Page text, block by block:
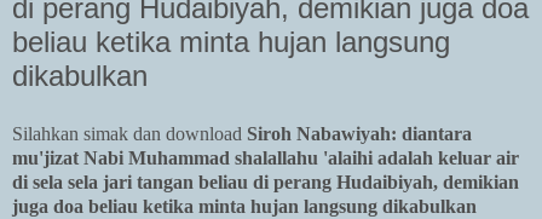
di perang Hudaibiyah, demikian juga doa
beliau ketika minta hujan langsung
dikabulkan
Silahkan simak dan download Siroh Nabawiyah: diantara
mu'jizat Nabi Muhammad shalallahu 'alaihi adalah keluar air
di sela sela jari tangan beliau di perang Hudaibiyah, demikian
juga doa beliau ketika minta hujan langsung dikabulkan